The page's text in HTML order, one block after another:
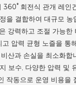
회전식 관개 레인
을 결합하여 대규모 농
강력하고 조절 가능한
압력 균형 노즐을 통
산과 손실을 최소화합
보수, 다양한 압력 및
작동으로 운영 비용을